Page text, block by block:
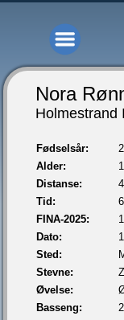
Nora
Holmestrand
Fødselsår:
Alder:
Distanse:
Tid:
FINA-2025:
Dato:
Sted:
Stevne:
Øvelse:
Basseng: